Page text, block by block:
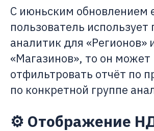
С июньским обновлением
пользователь использует
аналитик для «Регионов»
«Магазинов», то он может
отфильтровать отчёт по
по конкретной группе
⚙️ Отображение